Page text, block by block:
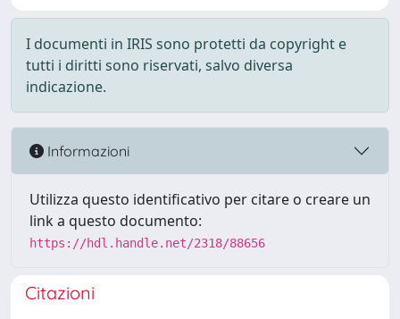
I documenti in IRIS sono protetti da copyright e
tutti i diritti sono riservati, salvo diversa
indicazione.
Informazioni
Utilizza questo identificativo per citare o creare un
link a questo documento:
https://hdl.handle.net/2318/88656
Citazioni